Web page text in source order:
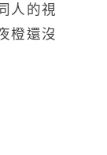
人的視
橙還沒